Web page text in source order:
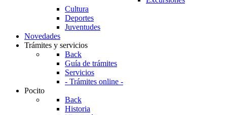
Cultura
Deportes
Juventudes
Novedades
Trámites y servicios
Back
Guía de trámites
Servicios
- Trámites online -
Pocito
Back
Historia